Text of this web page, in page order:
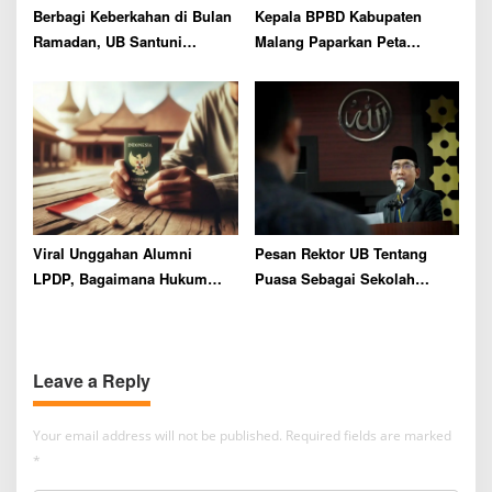
Berbagi Keberkahan di Bulan
Ramadan, UB Santuni
Kepala BPBD Kabupaten
Malang Paparkan Peta
Muhammadiyah
Viral Unggahan Alumni
LPDP, Bagaimana Hukum
Pesan Rektor UB Tentang
Puasa Sebagai Sekolah
Leave a Reply
Your email address will not be published. Required fields are marked
*